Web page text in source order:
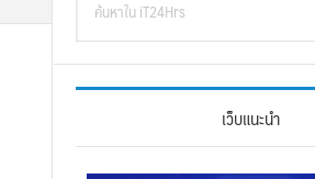
Sidebar
iT24Hrs
เว็บแนะนำ